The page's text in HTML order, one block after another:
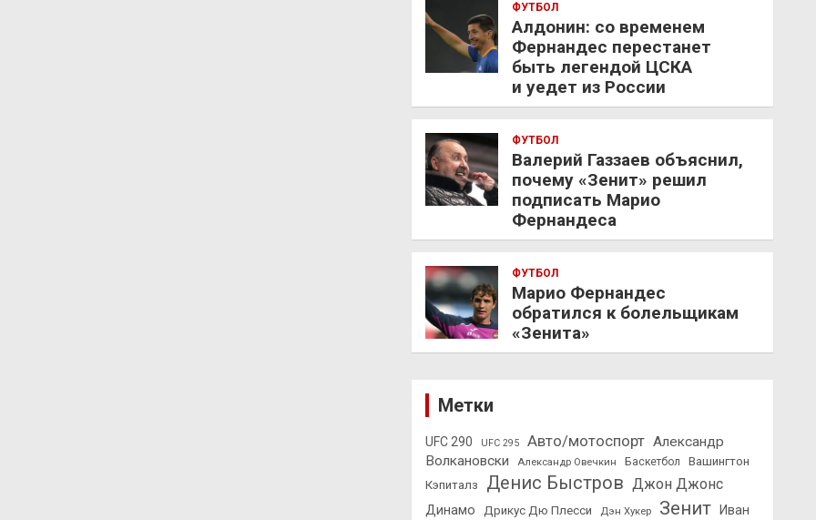
ФУТБОЛ
Алдонин: со временем
Фернандес перестанет
быть легендой ЦСКА
и уедет из России
ФУТБОЛ
Валерий Газзаев объяснил,
почему «Зенит» решил
подписать Марио
Фернандеса
ФУТБОЛ
Марио Фернандес
обратился к болельщикам
«Зенита»
Метки
UFC 290 UFC 295 Авто/мотоспорт Александр
Волкановски
Александр Овечкин Баскетбол
Вашингтон
Кэпиталз
Денис Быстров Джон Джонс
Динамо Дрикус Дю Плесси Дэн Хукер Зенит
Иван